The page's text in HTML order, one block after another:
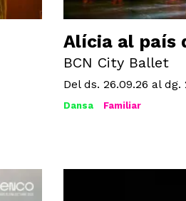
Alícia al país
BCN City Ballet
Del ds. 26.09.26 al dg.
Dansa Familiar